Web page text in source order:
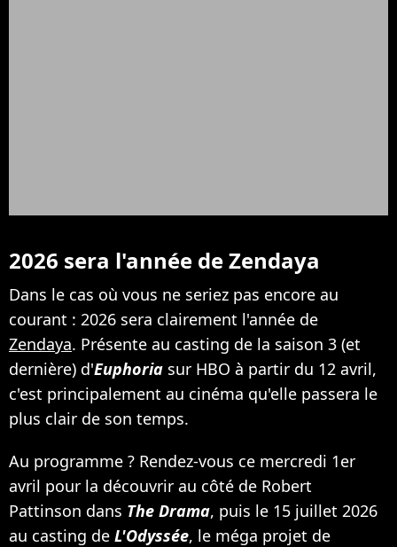
2026 sera l'année de Zendaya
Dans le cas où vous ne seriez pas encore au
courant : 2026 sera clairement l'année de
Zendaya. Présente au casting de la saison 3 (et
dernière) d'Euphoria sur HBO à partir du 12 avril,
c'est principalement au cinéma qu'elle passera le
plus clair de son temps.
Au programme ? Rendez-vous ce mercredi 1er
avril pour la découvrir au côté de Robert
Pattinson dans The Drama, puis le 15 juillet 2026
au casting de L'Odyssée, le méga projet de